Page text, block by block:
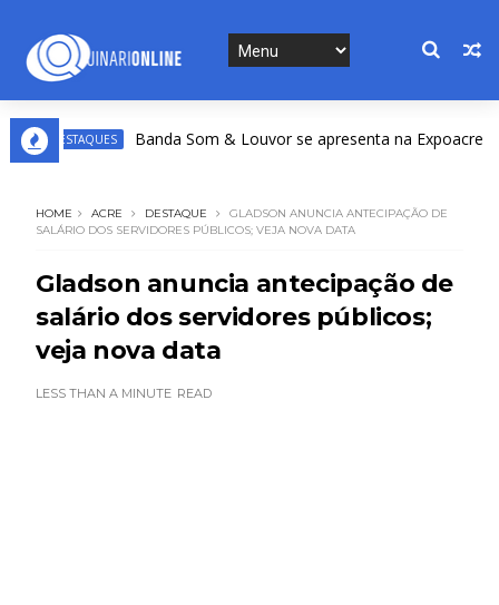
DESTAQUES Banda Som & Louvor se apresenta na Expoacre
HOME ACRE DESTAQUE
GLADSON ANUNCIA ANTECIPAÇÃO DE
SALÁRIO DOS SERVIDORES PÚBLICOS; VEJA NOVA DATA
Gladson anuncia antecipação de
salário dos servidores públicos;
veja nova data
LESS THAN A MINUTE READ